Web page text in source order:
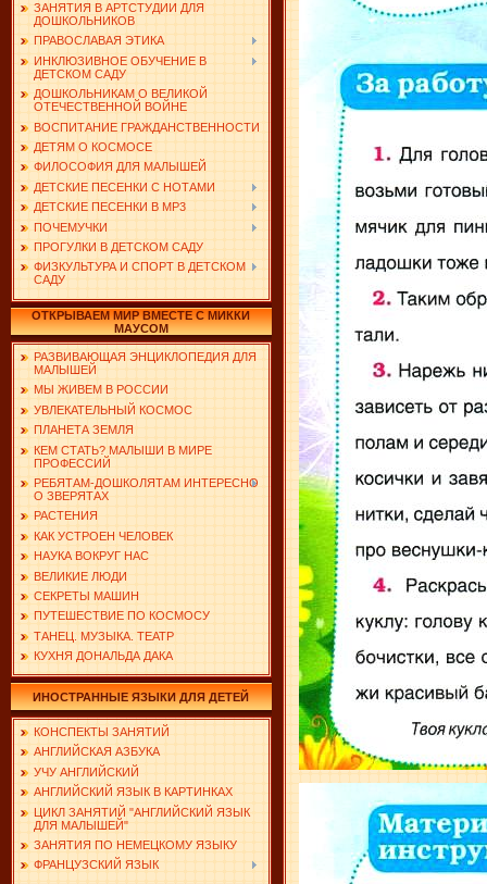
ЗАНЯТИЯ В АРТСТУДИИ ДЛЯ
ДОШКОЛЬНИКОВ
ПРАВОСЛАВАЯ ЭТИКА
ИНКЛЮЗИВНОЕ ОБУЧЕНИЕ В
ДЕТСКОМ САДУ
ДОШКОЛЬНИКАМ О ВЕЛИКОЙ
ОТЕЧЕСТВЕННОЙ ВОЙНЕ
ВОСПИТАНИЕ ГРАЖДАНСТВЕННОСТИ
ДЕТЯМ О КОСМОСЕ
ФИЛОСОФИЯ ДЛЯ МАЛЫШЕЙ
ДЕТСКИЕ ПЕСЕНКИ С НОТАМИ
ДЕТСКИЕ ПЕСЕНКИ В MP3
ПОЧЕМУЧКИ
ПРОГУЛКИ В ДЕТСКОМ САДУ
ФИЗКУЛЬТУРА И СПОРТ В ДЕТСКОМ
САДУ
ОТКРЫВАЕМ МИР ВМЕСТЕ С МИККИ
МАУСОМ
РАЗВИВАЮЩАЯ ЭНЦИКЛОПЕДИЯ ДЛЯ
МАЛЫШЕЙ
МЫ ЖИВЕМ В РОССИИ
УВЛЕКАТЕЛЬНЫЙ КОСМОС
ПЛАНЕТА ЗЕМЛЯ
КЕМ СТАТЬ? МАЛЫШИ В МИРЕ
ПРОФЕССИЙ
РЕБЯТАМ-ДОШКОЛЯТАМ ИНТЕРЕСНО
О ЗВЕРЯТАХ
РАСТЕНИЯ
КАК УСТРОЕН ЧЕЛОВЕК
НАУКА ВОКРУГ НАС
ВЕЛИКИЕ ЛЮДИ
СЕКРЕТЫ МАШИН
ПУТЕШЕСТВИЕ ПО КОСМОСУ
ТАНЕЦ. МУЗЫКА. ТЕАТР
КУХНЯ ДОНАЛЬДА ДАКА
ИНОСТРАННЫЕ ЯЗЫКИ ДЛЯ ДЕТЕЙ
КОНСПЕКТЫ ЗАНЯТИЙ
АНГЛИЙСКАЯ АЗБУКА
УЧУ АНГЛИЙСКИЙ
АНГЛИЙСКИЙ ЯЗЫК В КАРТИНКАХ
ЦИКЛ ЗАНЯТИЙ "АНГЛИЙСКИЙ ЯЗЫК
ДЛЯ МАЛЫШЕЙ"
ЗАНЯТИЯ ПО НЕМЕЦКОМУ ЯЗЫКУ
ФРАНЦУЗСКИЙ ЯЗЫК